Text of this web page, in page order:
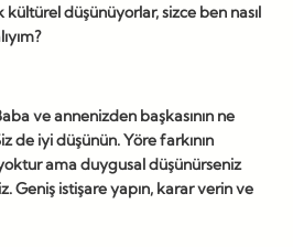
düşünüyorlar, sizce ben nasıl
ve annenizden başkasının ne
de iyi düşünün. Yöre farkının
ama duygusal düşünürseniz
Geniş istişare yapın, karar verin ve